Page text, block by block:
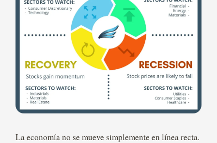
La economía no se mueve simplemente en línea recta.